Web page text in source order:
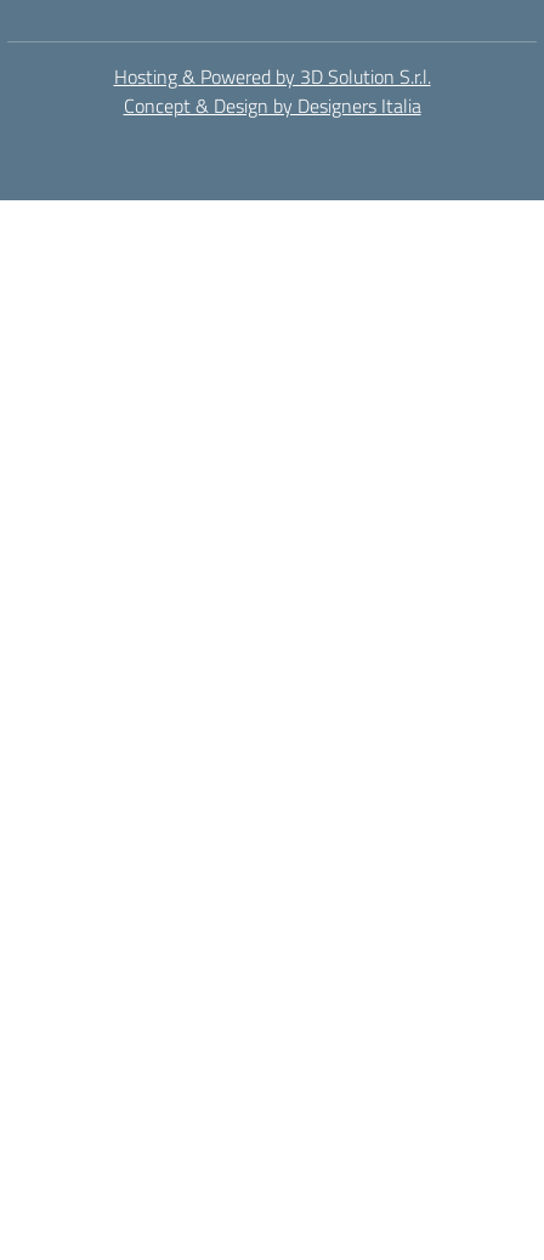
Hosting & Powered by 3D Solution S.r.l.
Concept & Design by Designers Italia